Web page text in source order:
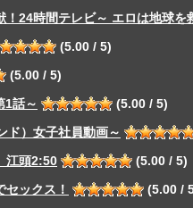
！24時間テレビ～ エロは地球を
(5.00 / 5)
(5.00 / 5)
話～
(5.00 / 5)
ド）女子社員動画～
江頭2:50
(5.00 / 5)
ックス！
(5.00 /